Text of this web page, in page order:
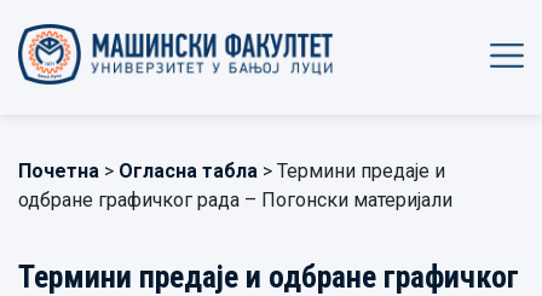
Почетна > Огласна табла > Термини предаје и
одбране графичког рада – Погонски материјали
Термини предаје и одбране графичког